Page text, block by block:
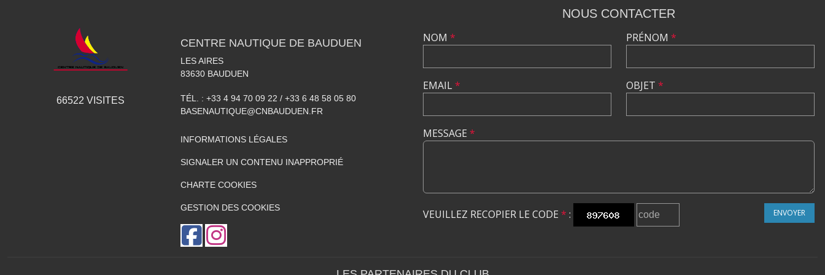
66522 VISITES
CENTRE NAUTIQUE DE BAUDUEN
LES AIRES
83630 BAUDUEN
TÉL. : +33 4 94 70 09 22 / +33 6 48 58 05 80
BASENAUTIQUE@CNBAUDUEN.FR
INFORMATIONS LÉGALES
SIGNALER UN CONTENU INAPPROPRIÉ
CHARTE COOKIES
GESTION DES COOKIES
NOUS CONTACTER
NOM *
EMAIL*
PRÉNOM *
OBJET *
MESSAGE *
VEUILLEZ RECOPIER LE CODE * : ENVOYER